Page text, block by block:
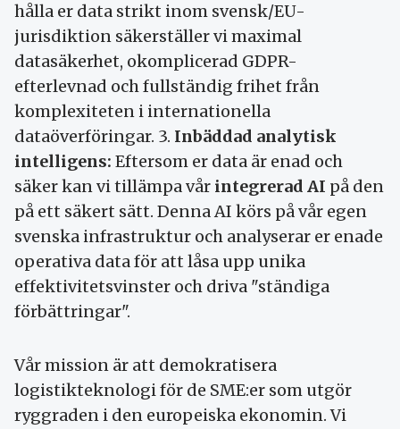
hålla er data strikt inom svensk/EU-
jurisdiktion säkerställer vi maximal
datasäkerhet, okomplicerad GDPR-
efterlevnad och fullständig frihet från
komplexiteten i internationella
dataöverföringar. 3. Inbäddad analytisk
intelligens: Eftersom er data är enad och
säker kan vi tillämpa vår integrerad AI på den
på ett säkert sätt. Denna AI körs på vår egen
svenska infrastruktur och analyserar er enade
operativa data för att låsa upp unika
effektivitetsvinster och driva "ständiga
förbättringar".
Vår mission är att demokratisera
logistikteknologi för de SME:er som utgör
ryggraden i den europeiska ekonomin. Vi